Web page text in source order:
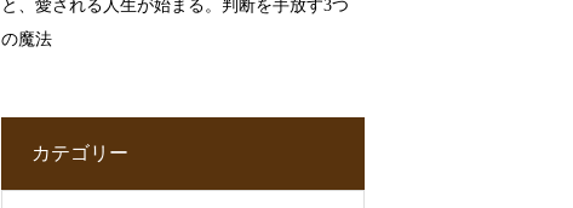
と、愛される人生が始まる。判断を手放す3つ
の魔法
カテゴリー